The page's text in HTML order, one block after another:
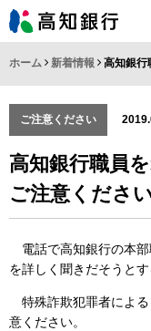
ホーム 新着情報 高知銀行
ご注意ください
高知銀行職員
ご注意くださ
電話で高知銀行の本部
を詳しく聞きだそうと
特殊詐欺犯罪者による
意ください。